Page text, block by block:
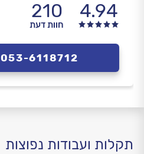
4.94
210
חוות דעת
053-6118712
תקלות ועבודות נפוצות